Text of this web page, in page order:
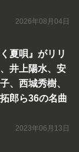
2026年08月04日
夏唄』がリリ
井上陽水、安
、西城秀樹、
郎ら36の名曲
2023年06月13日